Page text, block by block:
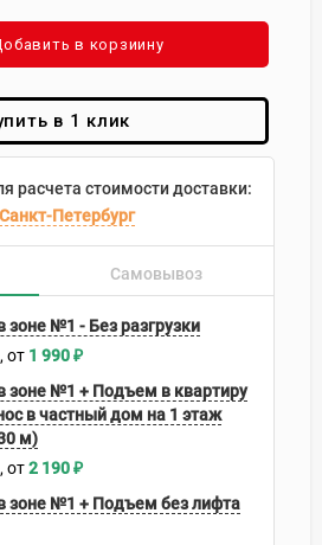
в корзиину
в 1 клик
расчета стоимости доставки:
Санкт-Петербург
Самовывоз
зоне №1 - Без разгрузки
1 990₽
зоне №1 + Подъем в квартиру
в частный дом на 1 этаж
м)
2 190₽
зоне №1 + Подъем без лифта